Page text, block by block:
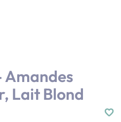
Amandes
Lait Blond